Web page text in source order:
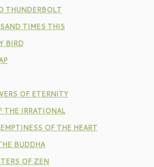
THUNDERBOLT
TIMES THIS
BIRD
OF ETERNITY
THE IRRATIONAL
OF THE HEART
BUDDHA
OF ZEN